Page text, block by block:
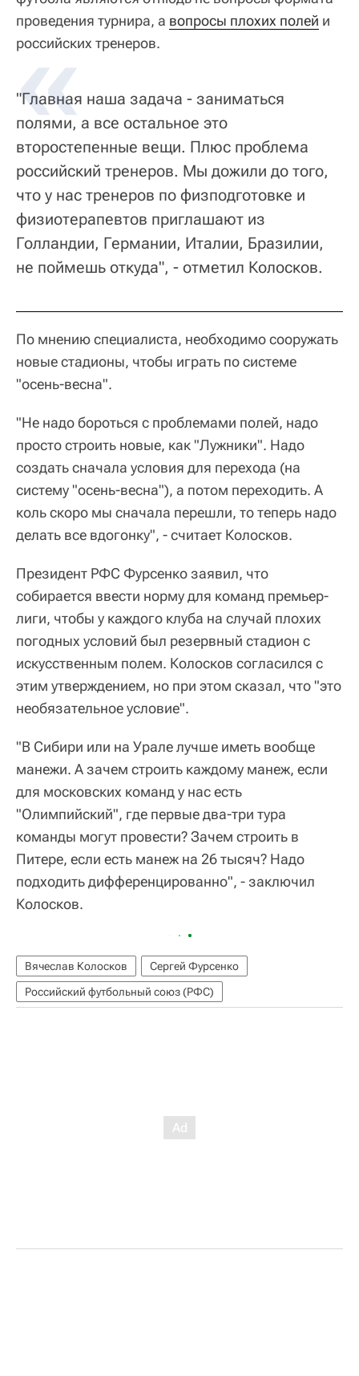
проведения турнира, а вопросы плохих полей и
российских тренеров.
"Главная наша задача - заниматься
полями, а все остальное это
второстепенные вещи. Плюс проблема
российский тренеров. Мы дожили до того,
что у нас тренеров по физподготовке и
физиотерапевтов приглашают из
Голландии, Германии, Италии, Бразилии,
не поймешь откуда", - отметил Колосков.
По мнению специалиста, необходимо сооружать
новые стадионы, чтобы играть по системе
"осень-весна".
"Не надо бороться с проблемами полей, надо
просто строить новые, как "Лужники". Надо
создать сначала условия для перехода (на
систему "осень-весна"), а потом переходить. А
коль скоро мы сначала перешли, то теперь надо
делать все вдогонку", - считает Колосков.
Президент РФС Фурсенко заявил, что
собирается ввести норму для команд премьер-
лиги, чтобы у каждого клуба на случай плохих
погодных условий был резервный стадион с
искусственным полем. Колосков согласился с
этим утверждением, но при этом сказал, что "это
необязательное условие".
"В Сибири или на Урале лучше иметь вообще
манежи. А зачем строить каждому манеж, если
для московских команд у нас есть
"Олимпийский", где первые два-три тура
команды могут провести? Зачем строить в
Питере, если есть манеж на 26 тысяч? Надо
подходить дифференцированно", - заключил
Колосков.
Вячеслав Колосков
Сергей Фурсенко
Российский футбольный союз (РФС)